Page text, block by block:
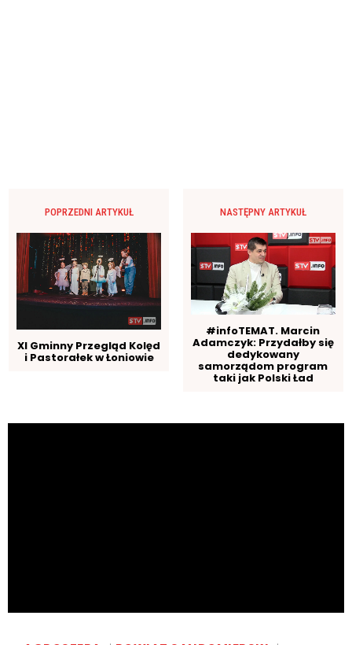
POPRZEDNI ARTYKUŁ
XI Gminny Przegląd Kolęd
i Pastorałek w Łoniowie
NASTĘPNY ARTYKUŁ
#infoTEMAT. Marcin
Adamczyk: Przydałby się
dedykowany
samorządom program
taki jak Polski Ład